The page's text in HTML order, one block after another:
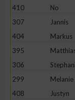
410
No
307
Jannis
404
Markus
395
306
299
Melanie
408
Justyn